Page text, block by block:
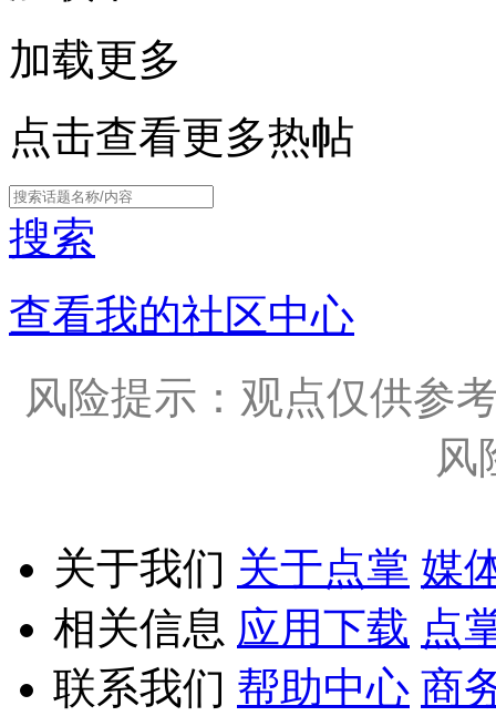
加载更多
点击查看更多热帖
搜索
查看我的社区中心
风险提示：观点仅供参
风
关于我们 关于点掌 媒
相关信息 应用下载 点
联系我们 帮助中心 商